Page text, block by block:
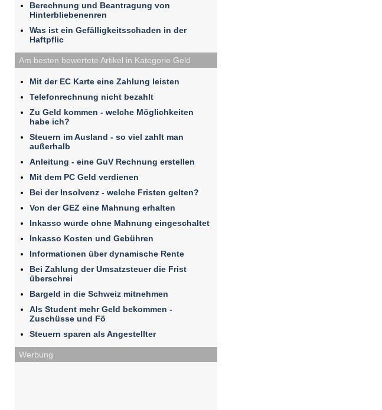
Berechnung und Beantragung von
Hinterbliebenenren
Was ist ein Gefälligkeitsschaden in der
Haftpflic
Am besten bewertete Artikel in Kategorie Geld
Mit der EC Karte eine Zahlung leisten
Telefonrechnung nicht bezahlt
Zu Geld kommen - welche Möglichkeiten
habe ich?
Steuern im Ausland - so viel zahlt man
außerhalb
Anleitung - eine GuV Rechnung erstellen
Mit dem PC Geld verdienen
Bei der Insolvenz - welche Fristen gelten?
Von der GEZ eine Mahnung erhalten
Inkasso wurde ohne Mahnung eingeschaltet
Inkasso Kosten und Gebühren
Informationen über dynamische Rente
Bei Zahlung der Umsatzsteuer die Frist
überschrei
Bargeld in die Schweiz mitnehmen
Als Student mehr Geld bekommen -
Zuschüsse und Fö
Steuern sparen als Angestellter
Werbung